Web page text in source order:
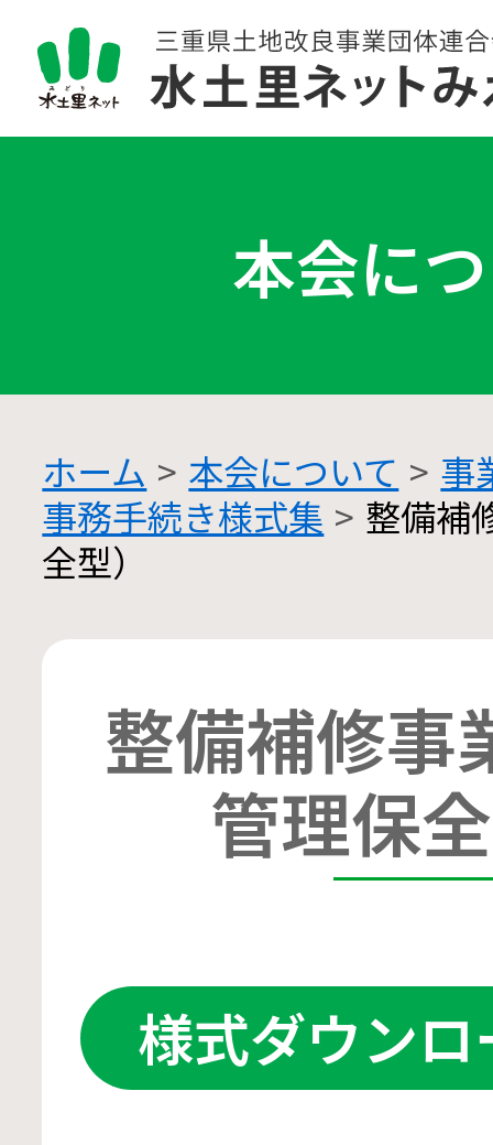
本会に
ホーム 本会について
事
事務手続き様式集
整備補
全型）
整備補修事
管理保
様式ダウンロ